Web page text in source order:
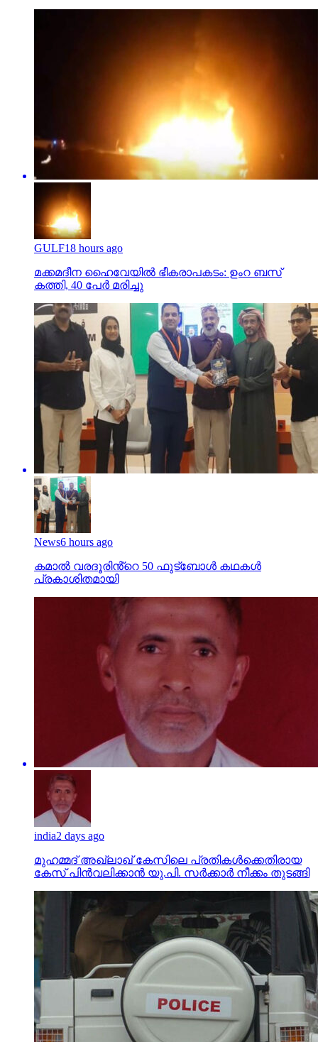
GULF18 hours ago
മക്കമദീന ഹൈവേയില്‍ ഭീകരാപകടം: ഉംറ ബസ്
കത്തി, 40 പേര്‍ മരിച്ചു
News6 hours ago
കമാൽ വരദൂരിൻ്റെ 50 ഫുട്ബോൾ കഥകൾ
പ്രകാശിതമായി
india2 days ago
മുഹമ്മദ് അഖ്‌ലാഖ് കേസിലെ പ്രതികള്‍ക്കെതിരായ
കേസ് പിന്‍വലിക്കാന്‍ യു.പി. സര്‍ക്കാര്‍ നീക്കം തുടങ്ങി